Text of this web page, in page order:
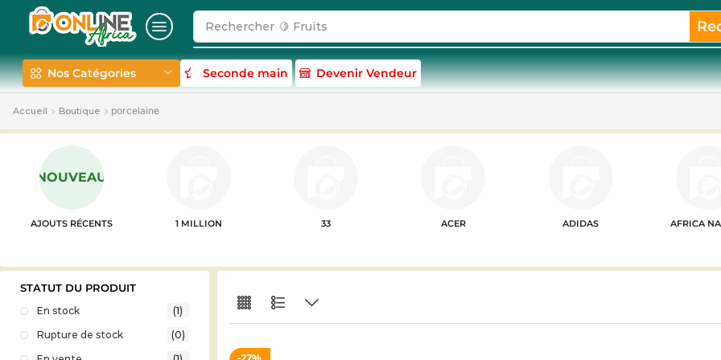
Rechercher 🍋 Fruits
Nos Catégories Seconde main Devenir Vendeur
Accueil Boutique porcelaine
NOUVEAU
AJOUTS RÉCENTS 1 MILLION 33 ACER ADIDAS AFRICA
STATUT DU PRODUIT
En stock
(1)
Rupture de stock
(0)